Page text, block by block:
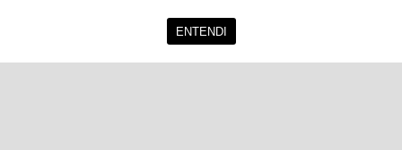
CADASTRAR
ENTENDI